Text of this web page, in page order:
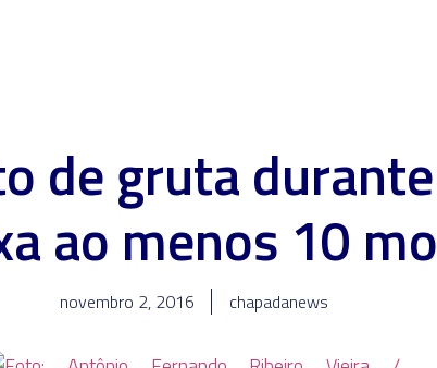
de gruta
ao menos 10
novembro 2, 2016 chapadanews